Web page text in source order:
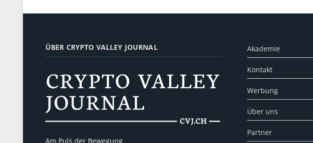
ÜBER CRYPTO VALLEY JOURNAL
Am Puls der Bewegung
Akademie
Kontakt
Werbung
Über uns
Partner